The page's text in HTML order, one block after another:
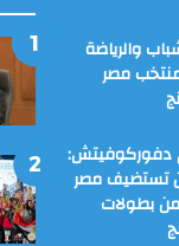
والرياضة
مصر
دفوركوفيتش:
تستضيف مصر
من بطولات